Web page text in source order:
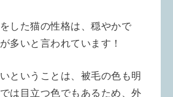
した猫の性格は、穏やかで
多いと言われています！
ということは、被毛の色も明
は目立つ色でもあるため、外